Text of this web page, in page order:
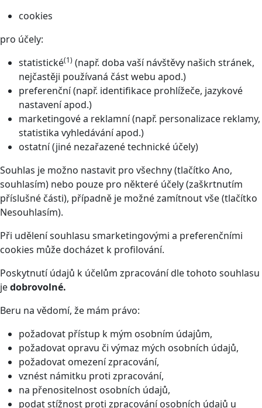
cookies
pro účely:
statistické(1) (např. doba vaší návštěvy našich stránek,
nejčastěji používaná část webu apod.)
preferenční (např. identifikace prohlížeče, jazykové
nastavení apod.)
marketingové a reklamní (např. personalizace reklamy,
statistika vyhledávání apod.)
ostatní (jiné nezařazené technické účely)
Souhlas je možno nastavit pro všechny (tlačítko Ano,
souhlasím) nebo pouze pro některé účely (zaškrtnutím
příslušné části), případně je možné zamítnout vše (tlačítko
Nesouhlasím).
Při udělení souhlasu smarketingovými a preferenčními
cookies může docházet k profilování.
Poskytnutí údajů k účelům zpracování dle tohoto souhlasu
jedobrovolné.
Beru na vědomí, že mám právo:
požadovat přístup k mým osobním údajům,
požadovat opravu či výmaz mých osobních údajů,
požadovat omezení zpracování,
vznést námitku proti zpracování,
na přenositelnost osobních údajů,
podat stížnost proti zpracování osobních údajů u